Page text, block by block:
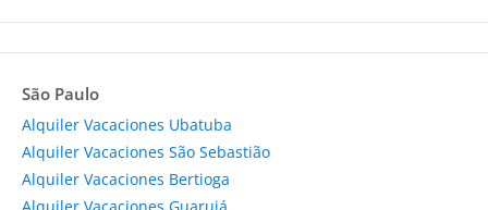
São Paulo
Alquiler Vacaciones Ubatuba
Alquiler Vacaciones São Sebastião
Alquiler Vacaciones Bertioga